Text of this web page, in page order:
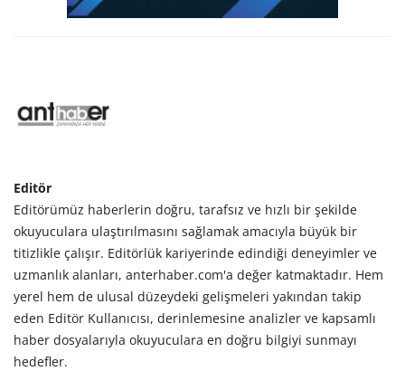
Editör
Editörümüz haberlerin doğru, tarafsız ve hızlı bir şekilde
okuyuculara ulaştırılmasını sağlamak amacıyla büyük bir
titizlikle çalışır. Editörlük kariyerinde edindiği deneyimler ve
uzmanlık alanları, anterhaber.com'a değer katmaktadır. Hem
yerel hem de ulusal düzeydeki gelişmeleri yakından takip
eden Editör Kullanıcısı, derinlemesine analizler ve kapsamlı
haber dosyalarıyla okuyuculara en doğru bilgiyi sunmayı
hedefler.